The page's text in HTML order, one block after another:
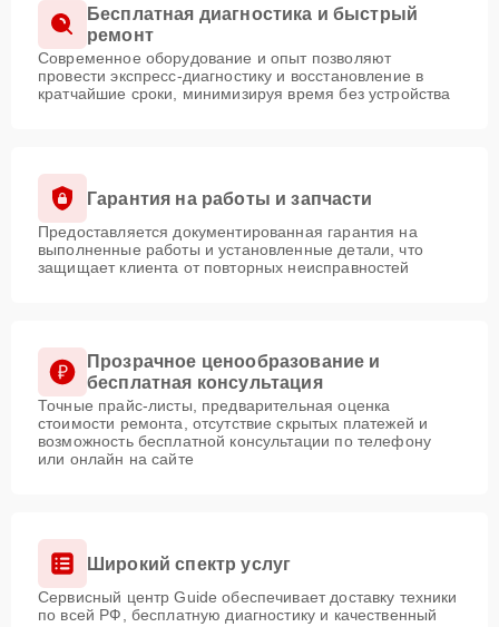
Бесплатная диагностика и быстрый
ремонт
Современное оборудование и опыт позволяют
провести экспресс-диагностику и восстановление в
кратчайшие сроки, минимизируя время без устройства
Гарантия на работы и запчасти
Предоставляется документированная гарантия на
выполненные работы и установленные детали, что
защищает клиента от повторных неисправностей
Прозрачное ценообразование и
бесплатная консультация
Точные прайс-листы, предварительная оценка
стоимости ремонта, отсутствие скрытых платежей и
возможность бесплатной консультации по телефону
или онлайн на сайте
Широкий спектр услуг
Сервисный центр Guide обеспечивает доставку техники
по всей РФ, бесплатную диагностику и качественный